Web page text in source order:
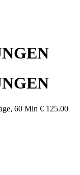
60 Min € 125.00